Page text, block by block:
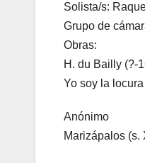
Solista/s:
Grupo de
Obras:
H. du Bailly (?-
Yo soy la
Anónimo
Marizápalos (s.